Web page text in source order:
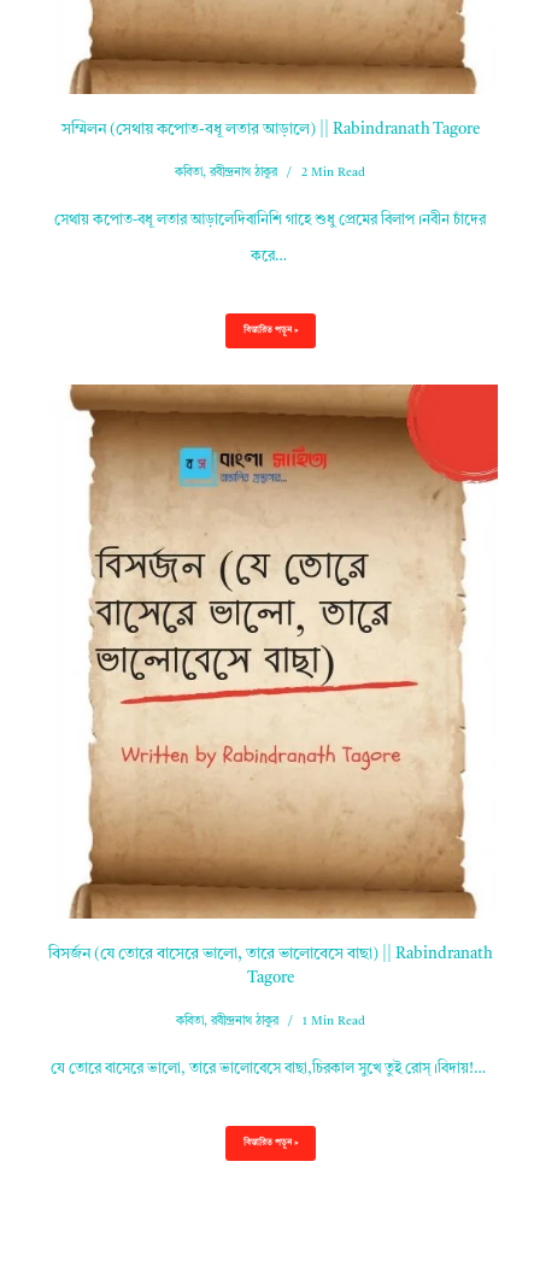
সম্মিলন (সেথায় কপোত-বধূ লতার আড়ালে) || Rabindranath Tagore
কবিতা,রবীন্দ্রনাথ ঠাকুর 2 Min Read
সেথায় কপোত-বধূ লতার আড়ালেদিবানিশি গাহে শুধু প্রেমের বিলাপ।নবীন চাঁদের
করে…
বিস্তারিত পড়ুন »
বিসর্জন (যে তোরে বাসেরে ভালো, তারে ভালোবেসে বাছা) || Rabindranath
Tagore
কবিতা,রবীন্দ্রনাথ ঠাকুর 1 Min Read
যে তোরে বাসেরে ভালো, তারে ভালোবেসে বাছা,চিরকাল সুখে তুই রোস্‌।বিদায়!…
বিস্তারিত পড়ুন »